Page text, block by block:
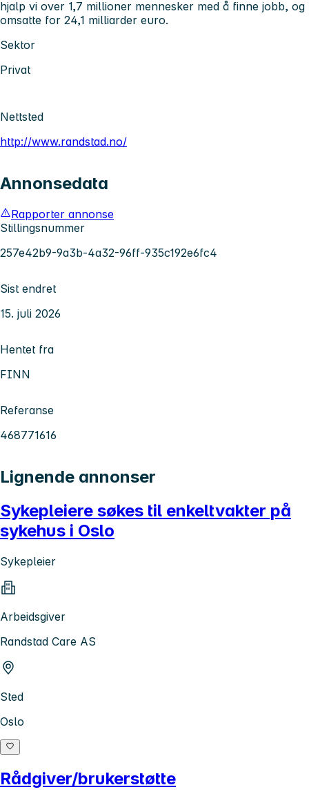
hjalp vi over 1,7 millioner mennesker med å finne jobb, og
omsatte for 24,1 milliarder euro.
Sektor
Privat
Nettsted
http://www.randstad.no/
Annonsedata
Rapporter annonse
Stillingsnummer
257e42b9-9a3b-4a32-96ff-935c192e6fc4
Sist endret
15. juli 2026
Hentet fra
FINN
Referanse
468771616
Lignende annonser
Sykepleiere søkes til enkeltvakter på
sykehus i Oslo
Sykepleier
Arbeidsgiver
Randstad Care AS
Sted
Oslo
Rådgiver/brukerstøtte